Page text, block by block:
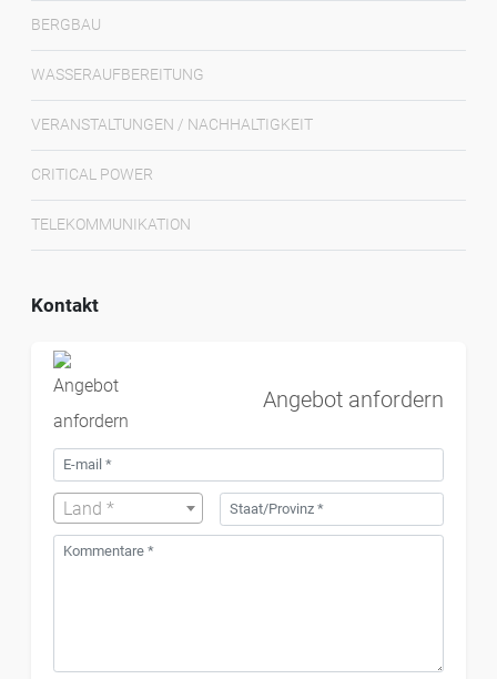
BERGBAU
WASSERAUFBEREITUNG
VERANSTALTUNGEN / NACHHALTIGKEIT
CRITICAL POWER
TELEKOMMUNIKATION
Kontakt
Angebot anfordern
Land *